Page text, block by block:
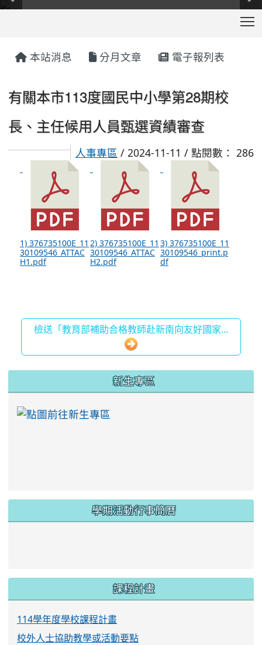
本站消息 分月文章 電子報列表
有關本市113度國民中小學第28期校
長、主任候用人員甄選資績審查
人事專區 / 2024-11-11 / 點閱數： 286
1) 376735100E_11
30109546_ATTAC
H1.pdf
2) 376735100E_11
30109546_ATTAC
H2.pdf
3) 376735100E_11
30109546_print.p
df
檢送「教育部補助合格教師赴新南向友好國家...
::: 新生專區
學期活動行事簡曆
課程計畫
114學年度學校課程計畫
校外人士協助教學或活動要點